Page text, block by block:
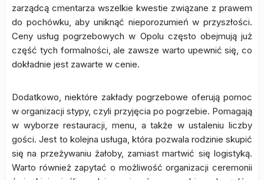
zarządcą cmentarza wszelkie kwestie związane z prawem
do pochówku, aby uniknąć nieporozumień w przyszłości.
Ceny usług pogrzebowych w Opolu często obejmują już
część tych formalności, ale zawsze warto upewnić się, co
dokładnie jest zawarte w cenie.
Dodatkowo, niektóre zakłady pogrzebowe oferują pomoc
w organizacji stypy, czyli przyjęcia po pogrzebie. Pomagają
w wyborze restauracji, menu, a także w ustaleniu liczby
gości. Jest to kolejna usługa, która pozwala rodzinie skupić
się na przeżywaniu żałoby, zamiast martwić się logistyką.
Warto również zapytać o możliwość organizacji ceremonii